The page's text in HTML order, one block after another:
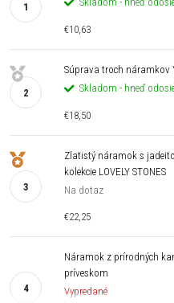
€10,63
Súprava troch náramkov
Skladom - hneď
€18,50
Zlatistý náramok s
kolekcie LOVELY STONES
Na dotaz
€22,25
Náramok z prírodných
príveskom
Vypredané